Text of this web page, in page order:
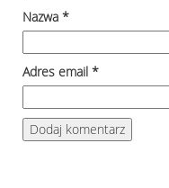
Nazwa *
Adres email *